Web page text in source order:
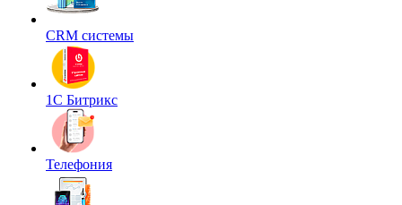
CRM системы
1С Битрикс
Телефония